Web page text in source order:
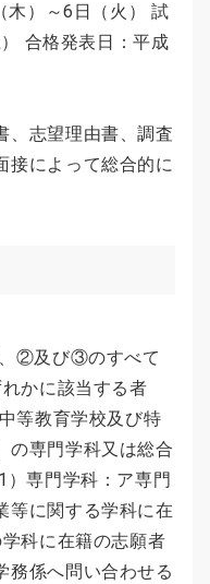
木）～6日（火） 試
合格発表日：平成
、志望理由書、調査
接によって総合的に
②及び③のすべて
かに該当する者
等教育学校及び特
の専門学科又は総合
専門学科：ア専門
等に関する学科に在
科に在籍の志願者
務係へ問い合わせる